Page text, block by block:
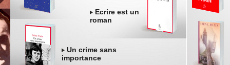
Ecrire est un
roman
Un crime sans
importance